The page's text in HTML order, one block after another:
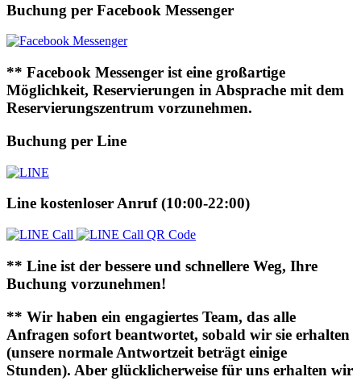
Buchung per Facebook Messenger
** Facebook Messenger ist eine großartige
Möglichkeit, Reservierungen in Absprache mit dem
Reservierungszentrum vorzunehmen.
Buchung per Line
Line kostenloser Anruf (10:00-22:00)
** Line ist der bessere und schnellere Weg, Ihre
Buchung vorzunehmen!
** Wir haben ein engagiertes Team, das alle
Anfragen sofort beantwortet, sobald wir sie erhalten
(unsere normale Antwortzeit beträgt einige
Stunden). Aber glücklicherweise für uns erhalten wir